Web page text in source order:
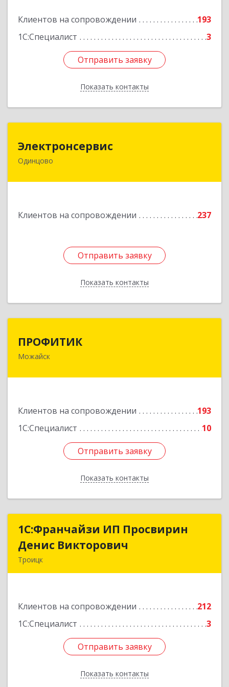
Клиентов на сопровождении
193
1С:Специалист
3
Отправить заявку
Показать контакты
Подробнее
Отправить заявку
Назад
Электронсервис
Одинцово
Клиентов на сопровождении 237
Отправить заявку
Показать контакты
143050, Московская обл, Одинцовский р-н,
Подробнее
Отправить заявку
Назад
ПРОФИТИК
Можайск
Клиентов на сопровождении
193
1С:Специалист
10
Отправить заявку
Показать контакты
143200, Московская обл, Можайский р-н,
Отправить заявку
Назад
1C:Франчайзи ИП Просвирин
Денис Викторович
Троицк
Клиентов на сопровождении
212
1С:Специалист
3
Отправить заявку
Показать контакты
1C:Франчайзи ИП Просвирин
Денис Викторович
Подробнее
Отправить заявку
Назад